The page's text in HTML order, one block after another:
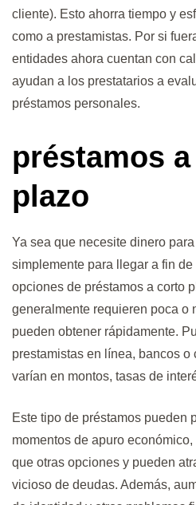
cliente). Esto ahorra tiempo y
como a prestamistas. Por si
entidades ahora cuentan con
ayudan a los prestatarios a
préstamos personales.
préstamos
plazo
Ya sea que necesite dinero
simplemente para llegar a fin
opciones de préstamos a corto
generalmente requieren poca o
pueden obtener rápidamente.
prestamistas en línea, bancos o
varían en montos, tasas de
Este tipo de préstamos pueden
momentos de apuro
que otras opciones y pueden
vicioso de deudas. Además,